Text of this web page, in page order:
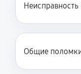
Неисправность
Общие